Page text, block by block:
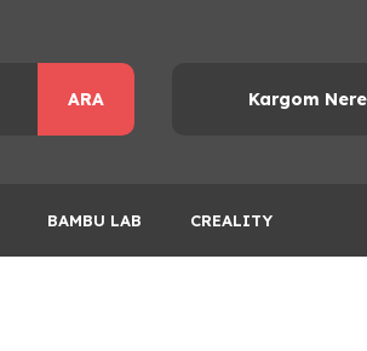
ARA Kargom
BAMBU LAB CREALITY